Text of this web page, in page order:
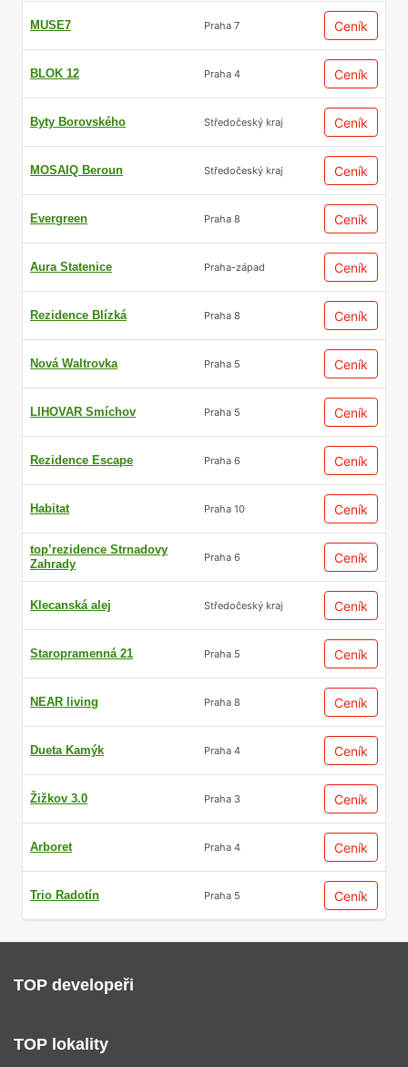
MUSE7 Praha 7 Ceník
BLOK 12 Praha 4 Ceník
Byty Borovského Středočeský kraj Ceník
MOSAIQ Beroun Středočeský kraj Ceník
Evergreen Praha 8 Ceník
Aura Statenice Praha-západ Ceník
Rezidence Blízká Praha 8 Ceník
Nová Waltrovka Praha 5 Ceník
LIHOVAR Smíchov Praha 5 Ceník
Rezidence Escape Praha 6 Ceník
Habitat Praha 10 Ceník
top’rezidence Strnadovy
Zahrady
Praha 6 Ceník
Klecanská alej Středočeský kraj Ceník
Staropramenná 21 Praha 5 Ceník
NEAR living Praha 8 Ceník
Dueta Kamýk Praha 4 Ceník
Žižkov 3.0 Praha 3 Ceník
Arboret Praha 4 Ceník
Trio Radotín Praha 5 Ceník
TOP developeři
TOP lokality